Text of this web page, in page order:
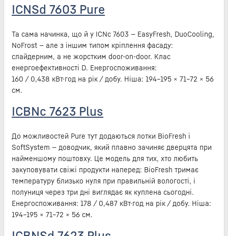
ICNSd 7603 Pure
Та сама начинка, що й у ICNc 7603 — EasyFresh, DuoCooling,
NoFrost — але з іншим типом кріплення фасаду:
слайдерним, а не жорстким door-on-door. Клас
енергоефективності D. Енергоспоживання:
160 / 0,438 кВт·год на рік / добу. Ніша: 194–195 × 71–72 × 56
см.
ICBNc 7623 Plus
До можливостей Pure тут додаються лотки BioFresh і
SoftSystem — доводчик, який плавно зачиняє дверцята при
найменшому поштовху. Це модель для тих, хто любить
закуповувати свіжі продукти наперед: BioFresh тримає
температуру близько нуля при правильній вологості, і
полуниця через три дні виглядає як куплена сьогодні.
Енергоспоживання: 178 / 0,487 кВт·год на рік / добу. Ніша:
194–195 × 71–72 × 56 см.